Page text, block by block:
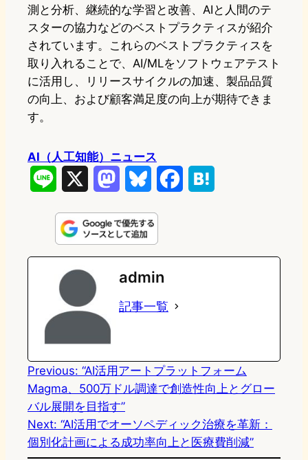
測と分析、継続的な学習と改善、AIと人間のテ
スターの協力などのベストプラクティスが紹介
されています。これらのベストプラクティスを
取り入れることで、AI/MLをソフトウェアテスト
に活用し、リリースサイクルの加速、製品品質
の向上、および顧客満足度の向上が期待できま
す。
AI（人工知能）ニュース
n
e
s
t
o
d
n
u
e
s
k
e
k
e
admin
記事一覧
Previous: “AI活用アートプラットフォーム
Magma、500万ドル調達で創造性向上とグロー
バル展開を目指す”
Next: “AI活用でオーソペディック治療を革新：
個別化計画による成功率向上と医療費削減”